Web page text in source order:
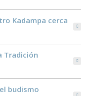
Kadampa cerca
Tradición
budismo